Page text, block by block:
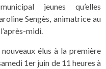
jeunes qu’elles
Sengès, animatrice au
midi.
élus à la première
1er juin de 11 heures à